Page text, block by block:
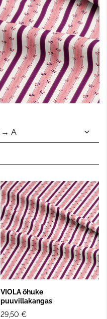
VIOLA õhuke
puuvillakangas
29,50 €